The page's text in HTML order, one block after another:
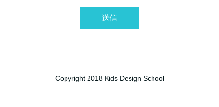
送信
Copyright 2018 Kids Design School